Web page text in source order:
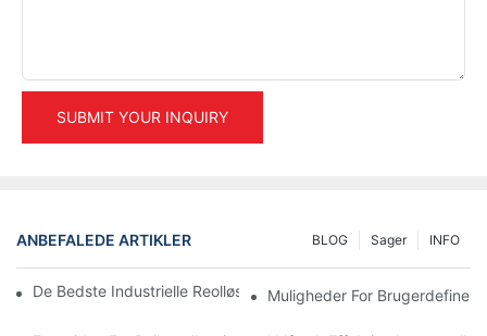
SUBMIT YOUR INQUIRY
ANBEFALEDE ARTIKLER INFO
Sager
BLOG
De Bedste Industrielle Reolløsninger Til Effektiv Lagerstyring
Muligheder For